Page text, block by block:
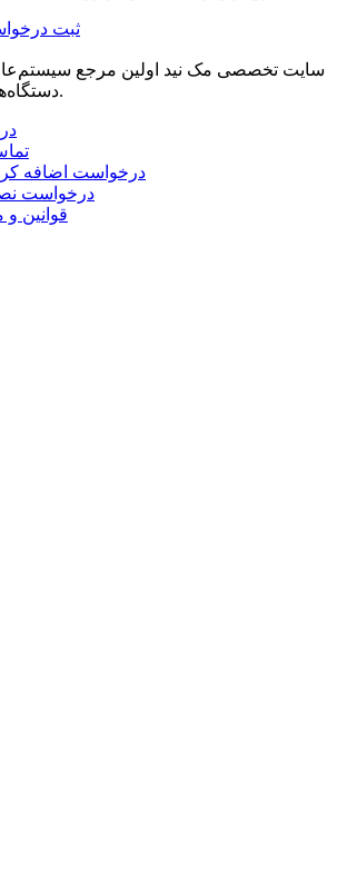
ثبت
سایت تخصصی مک نید اولین مرجع
دستگاه‌های اپل در ایران است.
درخواست اضافه
درخواست
قوانین